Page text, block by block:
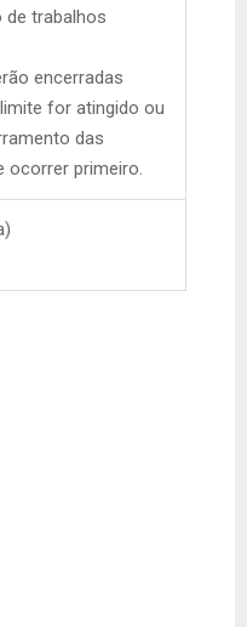
de trabalhos
encerradas
for atingido ou
das
ocorrer primeiro.